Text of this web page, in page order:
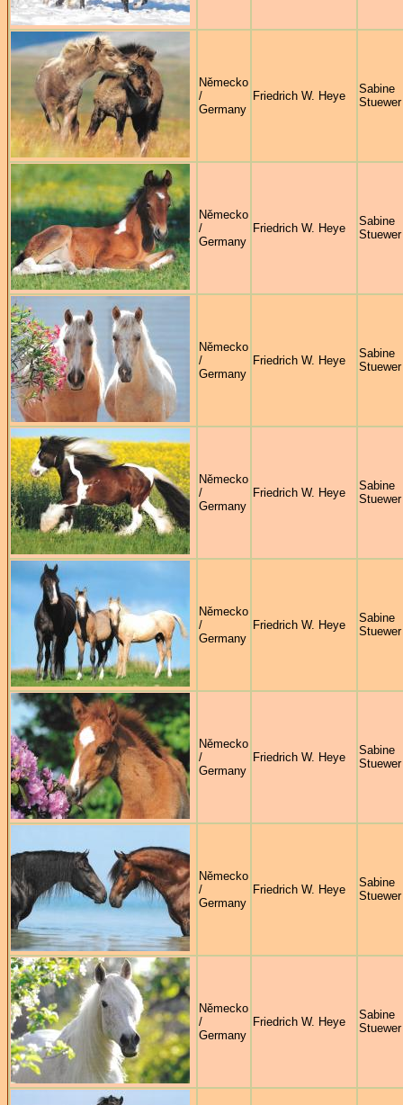
Německo
/
Germany
Friedrich W. Heye
Sabine
Stuewer
Německo
/
Germany
Friedrich W. Heye
Sabine
Stuewer
Německo
/
Germany
Friedrich W. Heye
Sabine
Stuewer
Německo
/
Germany
Friedrich W. Heye
Sabine
Stuewer
Německo
/
Germany
Friedrich W. Heye
Sabine
Stuewer
Německo
/
Germany
Friedrich W. Heye
Sabine
Stuewer
Německo
/
Germany
Friedrich W. Heye
Sabine
Stuewer
Německo
/
Germany
Friedrich W. Heye
Sabine
Stuewer